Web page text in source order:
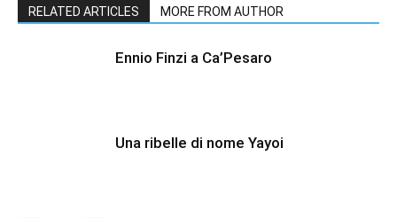
RELATED ARTICLES MORE FROM AUTHOR
Ennio Finzi a Ca’Pesaro
Una ribelle di nome Yayoi